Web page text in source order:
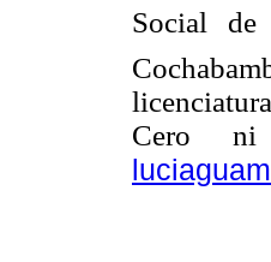
Social de
Cero ni